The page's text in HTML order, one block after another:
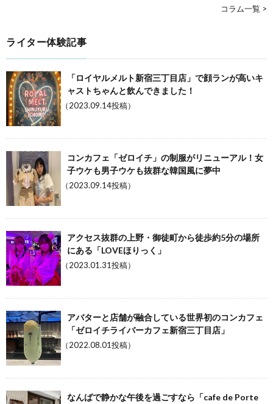
コラム一覧 >
ライター体験記事
「ロイヤルメルト新宿三丁目店」で顔ランが高いキ
ャストちゃんと飲んできました！
（2023.09.14投稿）
コンカフェ「ゼロイチ」の制服がリニューアル！女
子ウケも男子ウケも抜群な韓国風に夢中
（2023.09.14投稿）
アクセス抜群の上野・御徒町から徒歩約5分の場所
にある「LOVEほりっく」
（2023.01.31投稿）
アバターと店舗が融合している世界初のコンカフェ
「ゼロイチライバーカフェ新宿三丁目店」
（2022.08.01投稿）
なんばで静かな午後を過ごすなら「cafe de Porte